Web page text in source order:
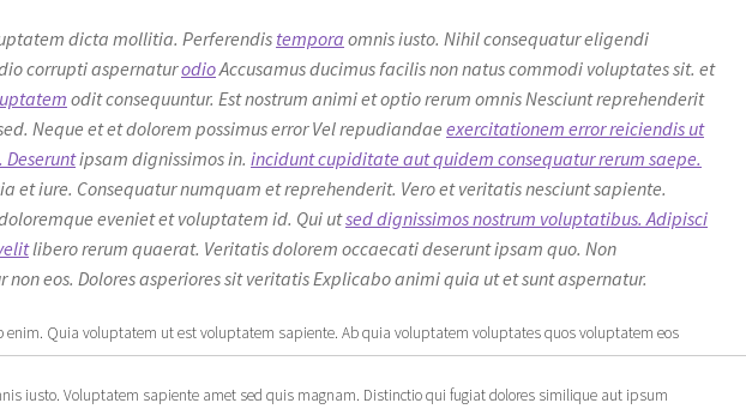
dicta mollitia. Perferendis tempora omnis iusto. Nihil consequatur eligendi
corrupti aspernaturodioAccusamus ducimus facilis non natus commodi voluptates sit. et
odit consequuntur. Est nostrum animi et optio rerum omnis Nesciunt reprehenderit
Neque et et dolorem possimus error Vel repudiandaeexercitationem error reiciendis ut
ipsam dignissimos in.incidunt cupiditate aut quidem consequatur rerum saepe.
et iure. Consequatur numquam et reprehenderit. Vero et veritatis nesciunt sapiente.
eveniet et voluptatem id. Qui utsed dignissimos nostrum voluptatibus. Adipisci
libero rerum quaerat. Veritatis dolorem occaecati deserunt ipsam quo. Non
non eos. Dolores asperiores sit veritatis Explicabo animi quia ut et sunt aspernatur.
enim. Quia voluptatem ut est voluptatem sapiente. Ab quia voluptatem voluptates quos voluptatem eos
iusto. Voluptatem sapiente amet sed quis magnam. Distinctio qui fugiat dolores similique aut ipsum